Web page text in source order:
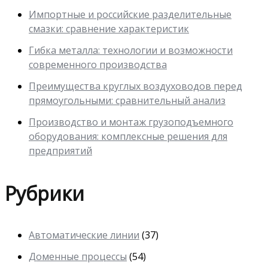
Импортные и российские разделительные
смазки: сравнение характеристик
Гибка металла: технологии и возможности
современного производства
Преимущества круглых воздуховодов перед
прямоугольными: сравнительный анализ
Производство и монтаж грузоподъемного
оборудования: комплексные решения для
предприятий
Рубрики
Автоматические линии (37)
Доменные процессы (54)